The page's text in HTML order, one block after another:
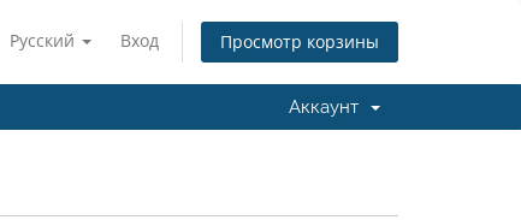
Русский Вход Просмотр корзины
Аккаунт